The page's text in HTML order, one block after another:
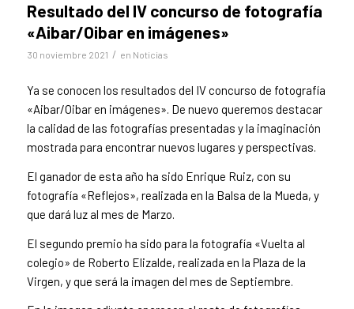
Resultado del IV concurso de fotografía
«Aibar/Oibar en imágenes»
30 noviembre 2021 / en Noticias
Ya se conocen los resultados del IV concurso de fotografía
«Aibar/Oibar en imágenes». De nuevo queremos destacar
la calidad de las fotografías presentadas y la imaginación
mostrada para encontrar nuevos lugares y perspectivas.
El ganador de esta año ha sido Enrique Ruiz, con su
fotografía «Reflejos», realizada en la Balsa de la Mueda, y
que dará luz al mes de Marzo.
El segundo premio ha sido para la fotografía «Vuelta al
colegio» de Roberto Elizalde, realizada en la Plaza de la
Virgen, y que será la imagen del mes de Septiembre.